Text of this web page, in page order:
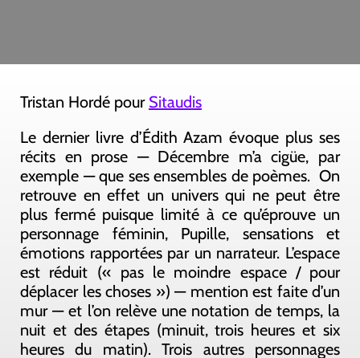
Tristan Hordé pour Sitaudis
Le dernier livre d’Édith Azam évoque plus ses
récits en prose — Décembre m’a cigüe, par
exemple — que ses ensembles de poèmes. On
retrouve en effet un univers qui ne peut être
plus fermé puisque limité à ce qu’éprouve un
personnage féminin, Pupille, sensations et
émotions rapportées par un narrateur. L’espace
est réduit (« pas le moindre espace / pour
déplacer les choses ») — mention est faite d’un
mur — et l’on relève une notation de temps, la
nuit et des étapes (minuit, trois heures et six
heures du matin). Trois autres personnages